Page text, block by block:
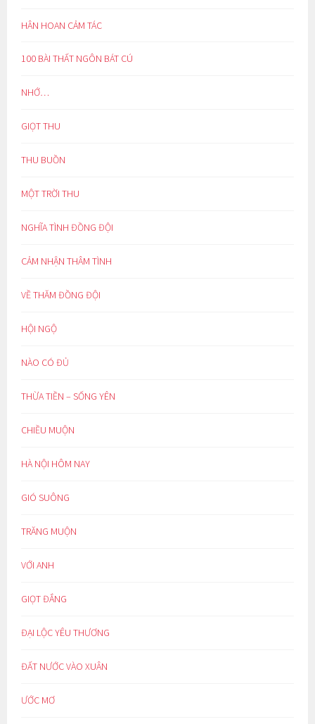
HÂN HOAN CẢM TÁC
100 BÀI THẤT NGÔN BÁT CÚ
NHỚ…
GIỌT THU
THU BUỒN
MỘT TRỜI THU
NGHĨA TÌNH ĐỒNG ĐỘI
CẢM NHẬN THÂM TÌNH
VỀ THĂM ĐỒNG ĐỘI
HỘI NGỘ
NÀO CÓ ĐỦ
THỪA TIỀN – SỐNG YÊN
CHIỀU MUỘN
HÀ NỘI HÔM NAY
GIÓ SUÔNG
TRĂNG MUỘN
VỚI ANH
GIỌT ĐẮNG
ĐẠI LỘC YÊU THƯƠNG
ĐẤT NƯỚC VÀO XUÂN
ƯỚC MƠ